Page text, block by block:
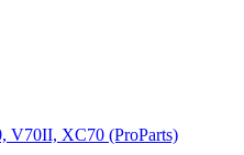
V70II, XC70 (ProParts)